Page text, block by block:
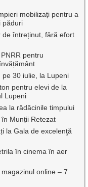
mobilizați pentru a
păduri
de întreținut, fără efort
pentru
pe 30 iulie, la Lupeni
pentru elevi de la
Lupeni
la rădăcinile timpului
Munții Retezat
la Gala de excelenţă
în cinema în aer
online – 7